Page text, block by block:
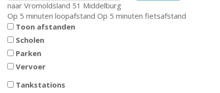
naar Vromoldsland 51 Middelburg
Op 5 minuten loopafstand Op 5 minuten fietsafstand
Toon afstanden
Scholen
Parken
Vervoer
Tankstations